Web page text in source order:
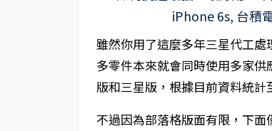
雖然你用了這麼多年三星代工
多零件本來就會同時使用多家
版和三星版，根據目前資料統計
不過因為部落格版面有限，下